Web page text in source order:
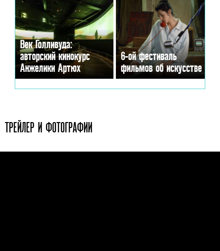
Век Голливуда:
авторский кинокурс
Анжелики Артюх
6-ой фестиваль
фильмов об искусстве
ТРЕЙЛЕР И ФОТОГРАФИИ